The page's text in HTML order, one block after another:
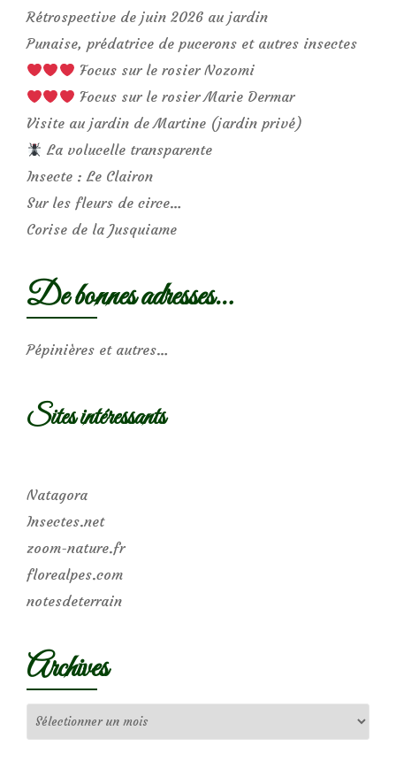
Rétrospective de juin 2026 au jardin
Punaise, prédatrice de pucerons et autres insectes
Focus sur le rosier Nozomi
Focus sur le rosier Marie Dermar
Visite au jardin de Martine (jardin privé)
La volucelle transparente
Insecte : Le Clairon
Sur les fleurs de circe…
Corise de la Jusquiame
De bonnes adresses…
Pépinières et autres…
Sites intéressants
Natagora
Insectes.net
zoom-nature.fr
florealpes.com
notesdeterrain
Archives